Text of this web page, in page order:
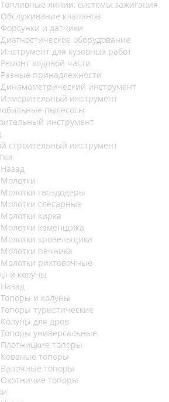
Топливные линии, системы зажигания
Обслуживание клапанов
Форсунки и датчики
Диагностическое оборудование
Инструмент для кузовных работ
Ремонт ходовой части
Разные принадлежности
Динамометрический инструмент
Измерительный инструмент
пылесосы
инструмент
строительный инструмент
Назад
Молотки
Молотки гвоздодеры
Молотки слесарные
Молотки кирка
Молотки каменщика
Молотки кровельщика
Молотки печника
Молотки рихтовочные
и колуны
Назад
Топоры и колуны
Топоры туристические
Колуны для дров
Топоры универсальные
Плотницкие топоры
Кованые топоры
Валочные топоры
Охотничие топоры